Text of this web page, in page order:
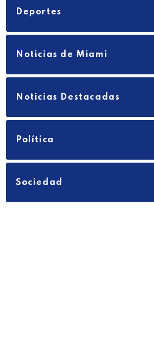
Deportes
Noticias de Miami
Noticias Destacadas
Política
Sociedad